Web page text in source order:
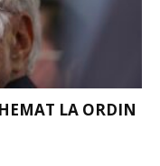
LA ORDIN